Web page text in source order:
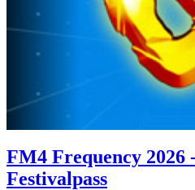
FM4 Frequency 2026
Festivalpass